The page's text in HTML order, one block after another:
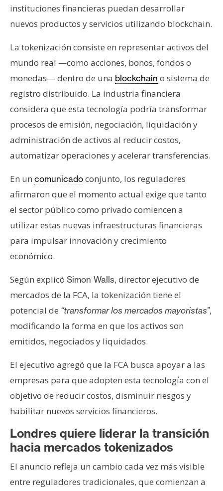
C
n
t
a
c
o
y
P
u
l
i
i
d
a
d
instituciones financieras puedan desarrollar
nuevos productos y servicios utilizando blockchain.
La tokenización consiste en representar activos del
mundo real —como acciones, bonos, fondos o
monedas— dentro de una blockchain o sistema de
registro distribuido. La industria financiera
considera que esta tecnología podría transformar
procesos de emisión, negociación, liquidación y
administración de activos al reducir costos,
automatizar operaciones y acelerar transferencias.
En un comunicadoconjunto, los reguladores
afirmaron que el momento actual exige que tanto
el sector público como privado comiencen a
utilizar estas nuevas infraestructuras financieras
para impulsar innovación y crecimiento
económico.
Según explicó Simon Walls, director ejecutivo de
mercados de la FCA, la tokenización tiene el
potencial de “transformar los mercados mayoristas”,
modificando la forma en que los activos son
emitidos, negociados y liquidados.
El ejecutivo agregó que la FCA busca apoyar a las
empresas para que adopten esta tecnología con el
objetivo de reducir costos, disminuir riesgos y
habilitar nuevos servicios financieros.
Londres quiere liderar la transición
hacia mercados tokenizados
El anuncio refleja un cambio cada vez más visible
entre reguladores tradicionales, que comienzan a